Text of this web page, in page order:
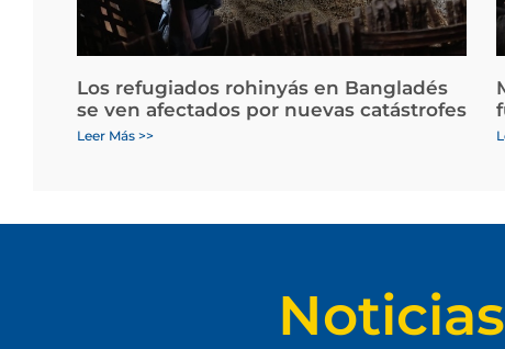
Los refugiados rohinyás en Bangladés
se ven afectados por nuevas catástrofes
Leer Más >>